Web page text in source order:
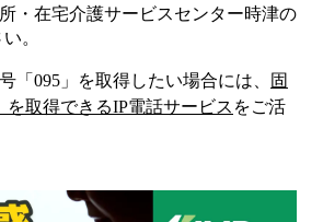
・在宅介護サービスセンター時津の
。
「 095 」を取得したい場合には、
固
を取得できるIP電話サービス をご活